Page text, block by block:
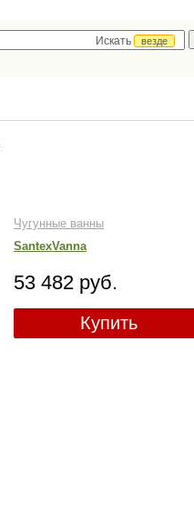
Искать
везде
Чугунные ванны
SantexVanna
53 482 руб.
Купить